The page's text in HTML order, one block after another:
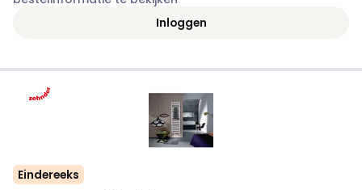
Inloggen
Eindereeks